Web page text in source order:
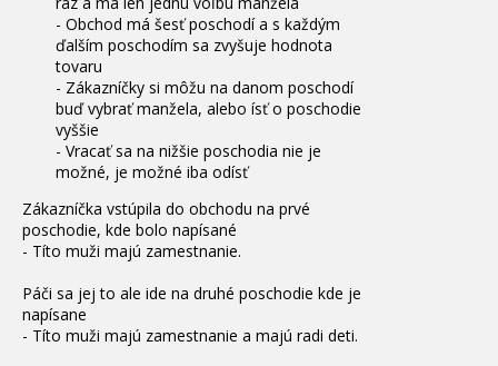
- Obchod má šesť poschodí a s každým
ďalším poschodím sa zvyšuje hodnota
tovaru
- Zákazníčky si môžu na danom poschodí
buď vybrať manžela, alebo ísť o poschodie
vyššie
- Vracať sa na nižšie poschodia nie je
možné, je možné iba odísť
Zákazníčka vstúpila do obchodu na prvé
poschodie, kde bolo napísané
- Títo muži majú zamestnanie.
Páči sa jej to ale ide na druhé poschodie kde je
napísane
- Títo muži majú zamestnanie a majú radi deti.